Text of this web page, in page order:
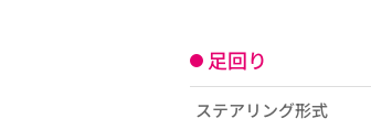
足回り
ステアリング形式